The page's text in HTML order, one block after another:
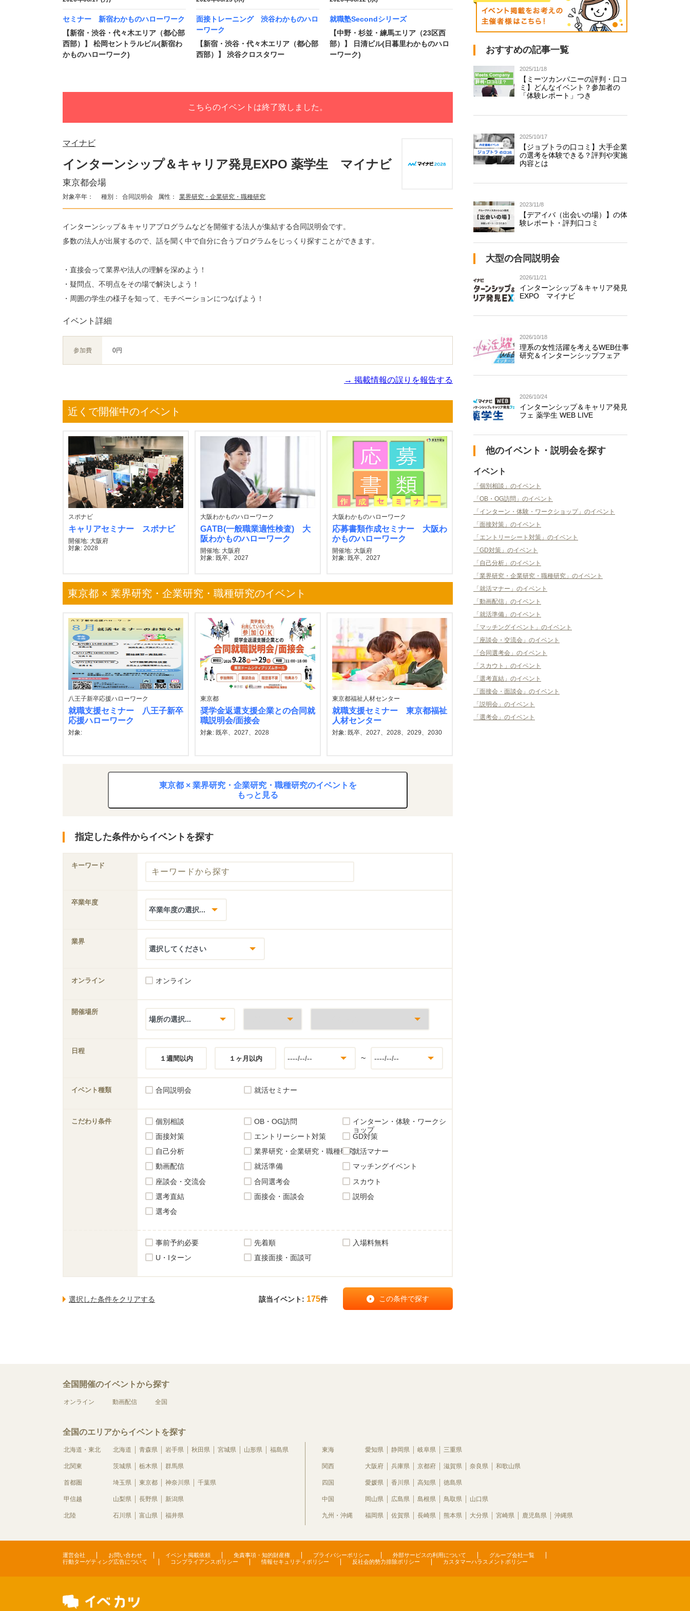
セミナー 新宿わかものハローワーク
【新宿・渋谷・代々木エリア（都心部
西部）】 松岡セントラルビル(新宿わ
かものハローワーク)
面接トレーニング 渋谷わかものハロ
ーワーク
【新宿・渋谷・代々木エリア（都心部
西部）】 渋谷クロスタワー
就職塾Secondシリーズ
【中野・杉並・練馬エリア（23区西
部）】 日清ビル(日暮里わかものハロ
ーワーク)
こちらのイベントは終了致しました。
マイナビ
インターンシップ＆キャリア発見EXPO 薬学生 マイナビ
東京都会場
対象卒年： 種別： 合同説明会 属性： 業界研究・企業研究・職種研究
インターンシップ＆キャリアプログラムなどを開催する法人が集結する合同説明会です。
多数の法人が出展するので、話を聞く中で自分に合うプログラムをじっくり探すことができます。
・直接会って業界や法人の理解を深めよう！
・疑問点、不明点をその場で解決しよう！
・周囲の学生の様子を知って、モチベーションにつなげよう！
イベント詳細
参加費 0円
→ 掲載情報の誤りを報告する
近くで開催中のイベント
スポナビ
キャリアセミナー スポナビ
開催地: 大阪府
対象: 2028
大阪わかものハローワーク
GATB(一般職業適性検査) 大
阪わかものハローワーク
開催地: 大阪府
対象: 既卒、2027
大阪わかものハローワーク
応募書類作成セミナー 大阪わ
かものハローワーク
開催地: 大阪府
対象: 既卒、2027
東京都 × 業界研究・企業研究・職種研究のイベント
八王子新卒応援ハローワーク
就職支援セミナー 八王子新卒
応援ハローワーク
対象:
東京都
奨学金返還支援企業との合同就
職説明会/面接会
対象: 既卒、2027、2028
東京都福祉人材センター
就職支援セミナー 東京都福祉
人材センター
対象: 既卒、2027、2028、2029、2030
東京都 × 業界研究・企業研究・職種研究のイベントを
もっと見る
指定した条件からイベントを探す
キーワード
卒業年度
業界
オンライン オンライン
開催場所
日程
１週間以内
１ヶ月以内 ~
イベント種類 合同説明会 就活セミナー
こだわり条件 個別相談 OB・OG訪問
インターン・体験・ワークシ
ョップ
面接対策
エントリーシート対策
GD対策
自己分析
業界研究・企業研究・職種研究就活マナー
動画配信
就活準備
マッチングイベント
座談会・交流会
合同選考会
スカウト
選考直結
面接会・面談会
説明会
選考会
事前予約必要 先着順
入場料無料
U・Iターン
直接面接・面談可
該当イベント: 175件
おすすめの記事一覧
2025/11/18
【ミーツカンパニーの評判・口コ
ミ】どんなイベント？参加者の
「体験レポート」つき
2025/10/17
【ジョブトラの口コミ】大手企業
の選考を体験できる？評判や実施
内容とは
2023/11/8
【デアイバ（出会いの場）】の体
験レポート・評判口コミ
大型の合同説明会
2026/11/21
インターンシップ＆キャリア発見
EXPO マイナビ
2026/10/18
理系の女性活躍を考えるWEB仕事
研究＆インターンシップフェア
2026/10/24
インターンシップ＆キャリア発見
フェ 薬学生 WEB LIVE
他のイベント・説明会を探す
イベント
「個別相談」のイベント
「OB・OG訪問」のイベント
「インターン・体験・ワークショップ」のイベント
「面接対策」のイベント
「エントリーシート対策」のイベント
「GD対策」のイベント
「自己分析」のイベント
「業界研究・企業研究・職種研究」のイベント
「就活マナー」のイベント
「動画配信」のイベント
「就活準備」のイベント
「マッチングイベント」のイベント
「座談会・交流会」のイベント
「合同選考会」のイベント
「スカウト」のイベント
「選考直結」のイベント
「面接会・面談会」のイベント
「説明会」のイベント
「選考会」のイベント
全国開催のイベントから探す
オンライン 動画配信 全国
全国のエリアからイベントを探す
北海道・東北 北海道 青森県 岩手県 秋田県 宮城県 山形県 福島県
北関東 茨城県 栃木県 群馬県
首都圏 埼玉県 東京都 神奈川県 千葉県
甲信越 山梨県 長野県 新潟県
北陸 石川県 富山県 福井県
東海 愛知県 静岡県 岐阜県 三重県
関西 大阪府 兵庫県 京都府 滋賀県 奈良県 和歌山県
四国 愛媛県 香川県 高知県 徳島県
中国 岡山県 広島県 島根県 鳥取県 山口県
九州・沖縄 福岡県 佐賀県 長崎県 熊本県 大分県 宮崎県 鹿児島県 沖縄県
運営会社 お問い合わせ イベント掲載依頼 免責事項・知的財産権 プライバシーポリシー 外部サービスの利用について
グループ会社一覧
行動ターゲティング広告について
コンプライアンスポリシー 情報セキュリティポリシー 反社会的勢力排除ポリシー カスタマーハラスメントポリシー